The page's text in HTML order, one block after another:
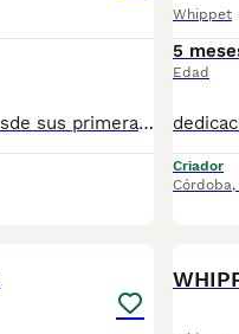
dedicación, salud y una excelente socialización desde sus primeras semanas de vida, estaremos encantados de ayudarte. 🚚 Realizamos entregas en toda España, con especial frecuencia en **Andalucía**: Sevilla, Málaga, Cádiz, Córdoba, Granada, Jaén, Huelva y Almería. También entregamos habitualmente en Marbella, Jerez de la Frontera, Estepona, Fuengirola, Benalmádena, Mijas, Dos Hermanas y cualquier punto de España. **Entrega 100% a contrarreembolso.** No tendrás que adelantar el importe del cachorro. Lo recibirás en la puerta de tu casa mediante transporte especializado y podrás comprobar que todo está correcto antes de realizar el pago. Nuestros cachorros se entregan: ✅ Vacunados y desparasitados según su edad. ✅ Con microchip, cartilla veterinaria y documentación al día. ✅ Revisados veterinariamente antes de salir de nuestras instalaciones. ✅ Procedentes de excelentes líneas, seleccionadas por salud, carácter y morfología. ✅ Perfectamente socializados y acostumbrados al contacto diario con personas. ✅ Iniciados en el aprendizaje para hacer sus necesidades sobre empapador, facilitando su adaptación al nuevo hogar. ✅ Con asesoramiento personalizado antes y después Nuestro objetivo no es vender un cachorro más. Queremos que cada familia reciba un compañero sano, equilibrado y criado con el máximo cuidado desde el primer día. 📩 Si deseas fotografías, vídeos o más información, escríbenos por privado. Estaremos encantados de ayudarte a encontrar el compañero perfecto670864332
Whippet
5
Edad
Criador
Córdoba,